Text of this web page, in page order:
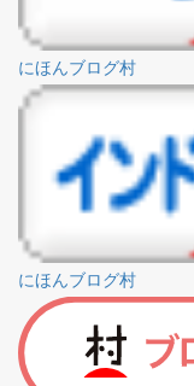
にほんブログ村
にほんブログ村